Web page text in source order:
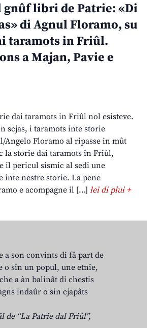
gnûf libri de Patrie: «Di
di Agnul Floramo, su
taramots in Friûl.
a Majan, Pavie e
dai taramots in Friûl nol esisteve.
scjas, i taramots inte storie
Angelo Floramo al ripasse in mût
la storie dai taramots in Friûl,
il pericul sismic al sedi une
inte nestre storie. La pene
e acompagne il […]lei di plui +
a son convints di fâ part de
o sin un popul, une etnie,
a àn balinât di chestis
indaûr o sin cjapâts
“La Patrie dal Friûl”,